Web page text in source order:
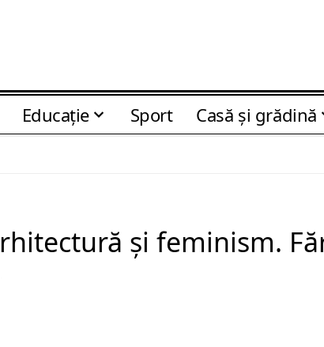
Educaţie Sport Casă şi grădină
și feminism.